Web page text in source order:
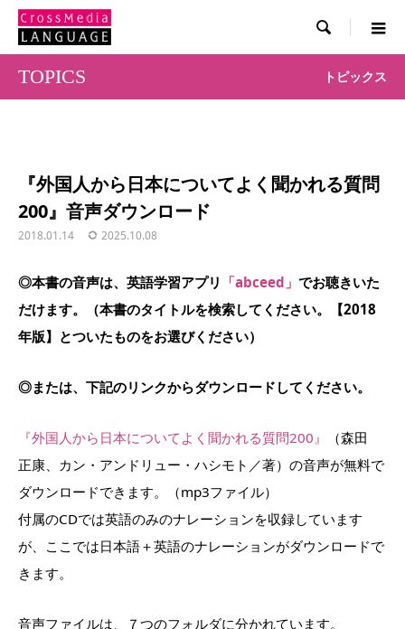

TOPICS トピックス
『外国人から日本についてよく聞かれる質問
200』音声ダウンロード
2018.01.14 2025.10.08
◎本書の音声は、英語学習アプリ 「abceed」 でお聴きいた
だけます。（本書のタイトルを検索してください。【2018
年版】とついたものをお選びください）
◎または、下記のリンクからダウンロードしてください。
『外国人から日本についてよく聞かれる質問200』
（森田
正康、カン・アンドリュー・ハシモト／著）の音声が無料で
ダウンロードできます。（mp3ファイル）
付属のCDでは英語のみのナレーションを収録しています
が、ここでは日本語＋英語のナレーションがダウンロードで
きます。
音声ファイルは、７つのフォルダに分かれています。